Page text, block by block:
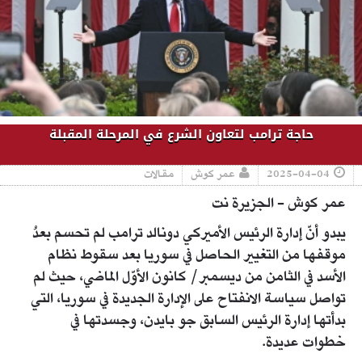
حاجة ترامب لتعاون الشرع في المرحلة المقبلة
2025-04-04 عمر كوش مقالات
عمر كوش - الجزيرة نت
يبدو أنّ إدارة الرئيس الأميركي دونالد ترامب لم تحسم بعدُ
موقفها من التغيير الحاصل في سوريا بعد سقوط نظام
الأسد في الثامن من ديسمبر/ كانون الأوّل الماضي، حيث لم
تواصل سياسة الانفتاح على الإدارة الجديدة في سوريا، التي
بدأتها إدارة الرئيس السابق جو بايدن، وجسدتها في
خطوات عديدة.